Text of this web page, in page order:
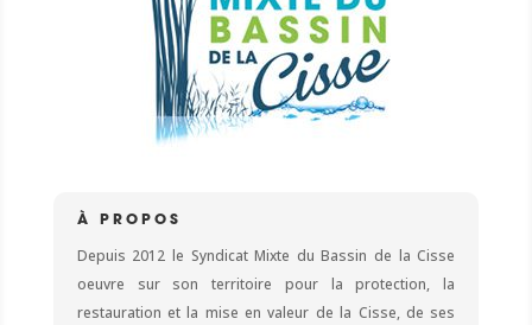
À PROPOS
Depuis 2012 le Syndicat Mixte du Bassin de la Cisse
oeuvre sur son territoire pour la protection, la
restauration et la mise en valeur de la Cisse, de ses